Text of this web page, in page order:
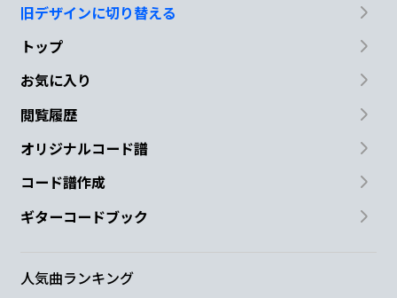
旧デザインに切り替える
トップ
お気に入り
閲覧履歴
オリジナルコード譜
コード譜作成
ギターコードブック
人気曲ランキング